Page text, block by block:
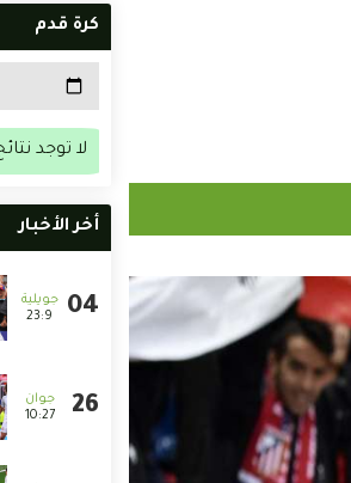
كرة قدم
لا توجد
أخر الأخبار
23:9
10:27